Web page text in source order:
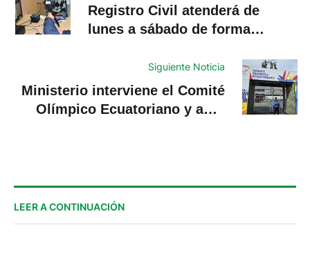
Registro Civil atenderá de
lunes a sábado de forma
Siguiente Noticia
Ministerio interviene el Comité
Olímpico Ecuatoriano y abre
LEER A CONTINUACIÓN